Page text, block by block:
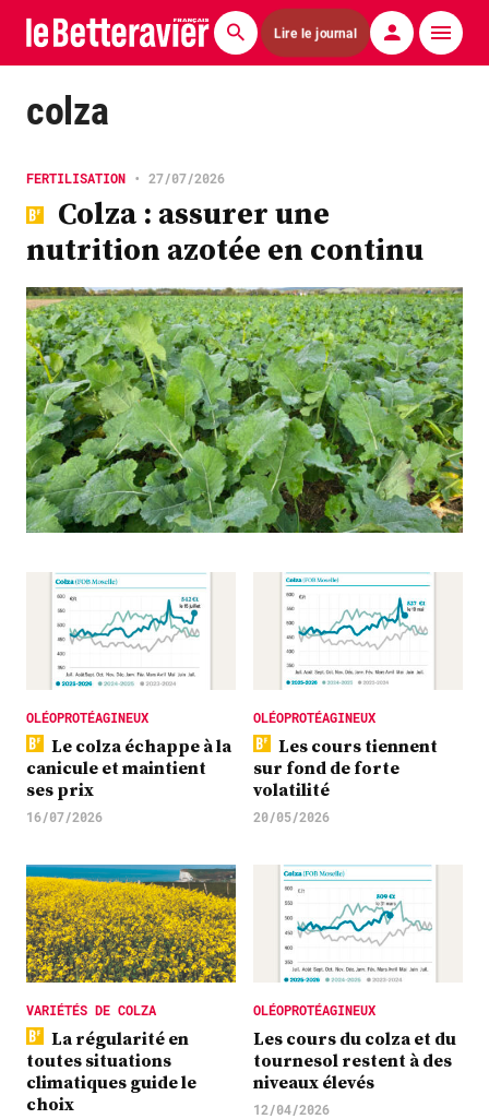
Lire le journal
Actualités
Agronomie
Matériels
La technique ITB
Pommes de terre
Guides pratiques
Chasse
Plus
Abonnez-vous
colza
FERTILISATION • 27/07/2026
Colza : assurer une
nutrition azotée en continu
OLÉOPROTÉAGINEUX
Le colza échappe à la
canicule et maintient
ses prix
16/07/2026
OLÉOPROTÉAGINEUX
Les cours tiennent
sur fond de forte
volatilité
20/05/2026
VARIÉTÉS DE COLZA
La régularité en
toutes situations
climatiques guide le
choix
OLÉOPROTÉAGINEUX
Les cours du colza et du
tournesol restent à des
niveaux élevés
12/04/2026